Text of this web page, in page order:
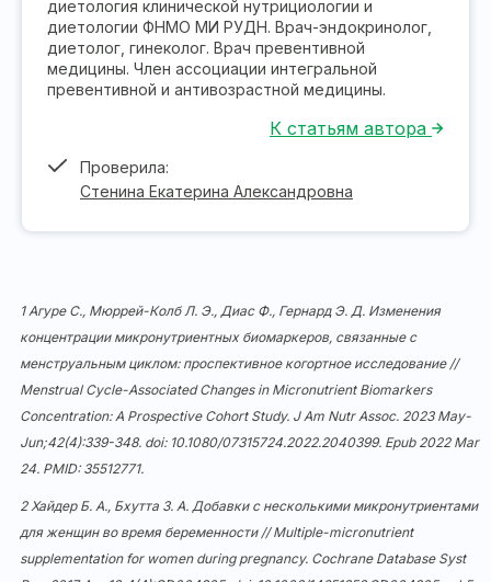
диетология клинической нутрициологии и
диетологии ФНМО МИ РУДН. Врач-эндокринолог,
диетолог, гинеколог. Врач превентивной
медицины. Член ассоциации интегральной
превентивной и антивозрастной медицины.
К статьям автора
Проверила:
Стенина Екатерина Александровна
1 Агуре С., Мюррей-Колб Л. Э., Диас Ф., Гернард Э. Д. Изменения
концентрации микронутриентных биомаркеров, связанные с
менструальным циклом: проспективное когортное исследование //
Menstrual Cycle-Associated Changes in Micronutrient Biomarkers
Concentration: A Prospective Cohort Study. J Am Nutr Assoc. 2023 May-
Jun;42(4):339-348. doi: 10.1080/07315724.2022.2040399. Epub 2022 Mar
24. PMID: 35512771.
2 Хайдер Б. А., Бхутта З. А. Добавки с несколькими микронутриентами
для женщин во время беременности // Multiple-micronutrient
supplementation for women during pregnancy. Cochrane Database Syst